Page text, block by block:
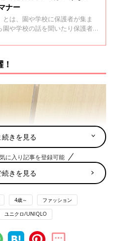
ナー
とは、園や学校に保護者が集ま
園や学校の話を聞いたり保護者同
の保護者会は、入園式・入学式な
ですね。保護者会ではどんなこ
れるのか、どのように向き合えば
育てアドバイザーの長島ともこさ
らいました。
続きを見る
に入り記事を登録可能
きを見る
4歳～ ファッション
ユニクロ/UNIQLO